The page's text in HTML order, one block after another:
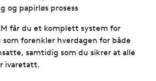
og papirløs prosess
får du et komplett system for
forenkler hverdagen for både
samtidig som du sikrer at alle
ivaretatt.